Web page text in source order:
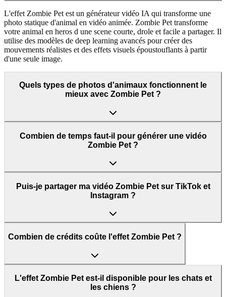
L'effet Zombie Pet est un générateur vidéo IA qui transforme une
photo statique d'animal en vidéo animée. Zombie Pet transforme
votre animal en heros d une scene courte, drole et facile a partager. Il
utilise des modèles de deep learning avancés pour créer des
mouvements réalistes et des effets visuels époustouflants à partir
d'une seule image.
Quels types de photos d'animaux fonctionnent le
mieux avec Zombie Pet ?
Combien de temps faut-il pour générer une vidéo
Zombie Pet ?
Puis-je partager ma vidéo Zombie Pet sur TikTok et
Instagram ?
Combien de crédits coûte l'effet Zombie Pet ?
L'effet Zombie Pet est-il disponible pour les chats et
les chiens ?